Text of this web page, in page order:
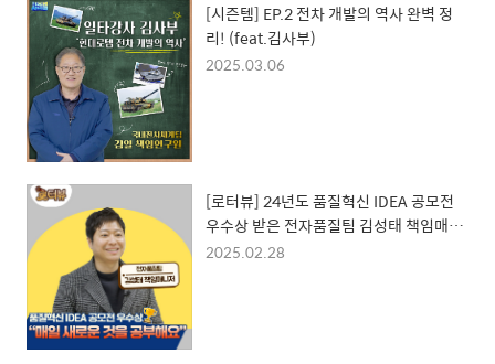
[시즌템] EP.2 전차 개발의 역사 완벽 정
리! (feat.김사부)
2025.03.06
[로터뷰] 24년도 품질혁신 IDEA 공모전
우수상 받은 전자품질팀 김성태 책임매니
저
2025.02.28